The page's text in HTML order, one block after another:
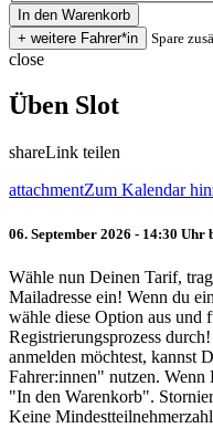
Spare
close
Üben Slot
shareLink teilen
attachmentZum Kalendar
06. September 2026 - 14:30 Uhr
Wähle nun Deinen Tarif,
Mailadresse ein! Wenn du
wähle diese Option aus und
Registrierungsprozess
anmelden möchtest, kannst
Fahrer:innen" nutzen.
"In den Warenkorb".
Keine